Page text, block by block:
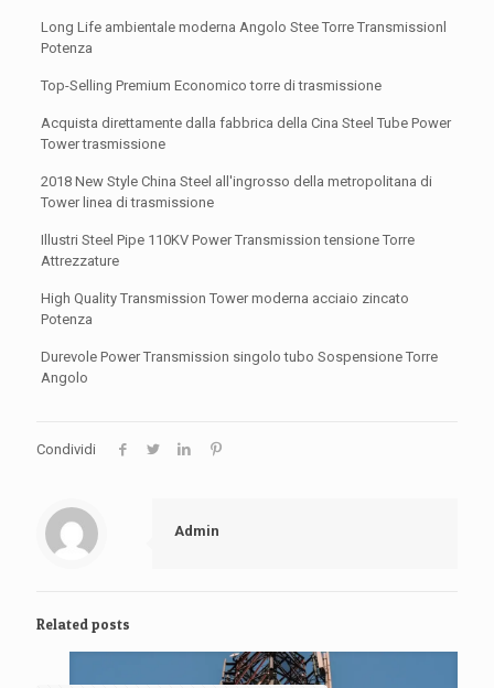
Long Life ambientale moderna Angolo Stee Torre Transmissionl
Potenza
Top-Selling Premium Economico torre di trasmissione
Acquista direttamente dalla fabbrica della Cina Steel Tube Power
Tower trasmissione
2018 New Style China Steel all'ingrosso della metropolitana di
Tower linea di trasmissione
Illustri Steel Pipe 110KV Power Transmission tensione Torre
Attrezzature
High Quality Transmission Tower moderna acciaio zincato
Potenza
Durevole Power Transmission singolo tubo Sospensione Torre
Angolo
Condividi
Admin
Related posts